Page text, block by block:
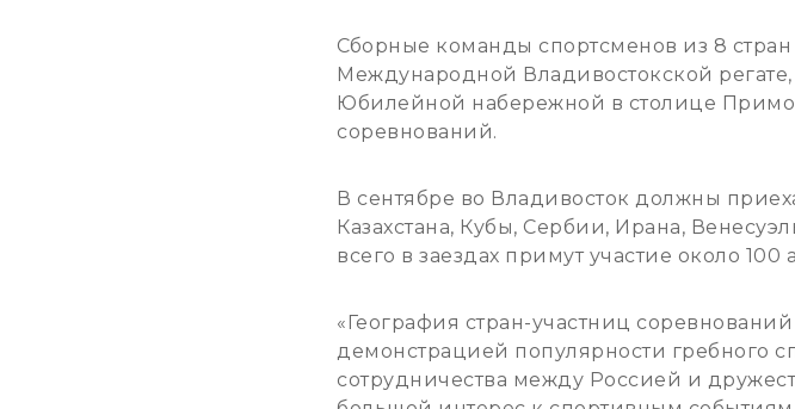
Сборные команды спортсменов из 8
Международной Владивостокской
Юбилейной набережной в столице
соревнований.
В сентябре во Владивосток должны
Казахстана, Кубы, Сербии, Ирана,
всего в заездах примут участие около 100
«География стран-участниц
демонстрацией популярности гребного
сотрудничества между Россией и